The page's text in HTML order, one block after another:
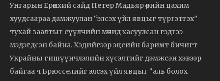
Унгарын Ерөнхий сайд Петер Мадьяр өөрийн цахим
хуудсаараа дамжуулан “элсэх үйл явцыг түргэтгэх”
тухай заалтыг сүүлчийн мөчид хасуулсан гэдгээ
мэдэгдсэн байна. Хэдийгээр эцсийн баримт бичигт
Украйны гишүүнчлэлийн хүсэлтийг дэмжсэн хэвээр
байгаа ч Брюсселийг элсэх үйл явцыг “аль болох